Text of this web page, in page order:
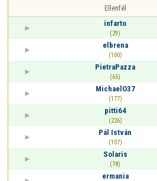
Ellenfél
infarto
(29)
elbrena
(100)
PietraPazza
(65)
MichaelO37
(177)
pitti64
(226)
Pál István
(107)
Solaris
(78)
ermania